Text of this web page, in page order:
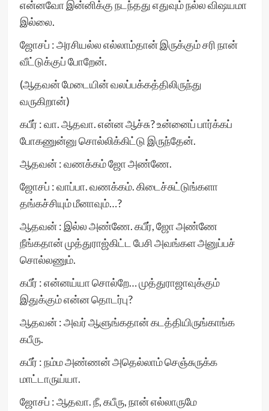
என்னவோ இன்னிக்கு நடந்தது எதுவும் நல்ல விஷயமா
இல்லை.
ஜோசப் : அரசியல்ல எல்லாம்தான் இருக்கும் சரி நான்
வீட்டுக்குப் போறேன்.
(ஆதவன் மேடையின் வலப்பக்கத்திலிருந்து
வருகிறான்)
கபீர் : வா. ஆதவா. என்ன ஆச்சு? உன்னைப் பார்க்கப்
போகணுன்னு சொல்லிக்கிட்டு இருந்தேன்.
ஆதவன் : வணக்கம் ஜோ அண்ணே.
ஜோசப் : வாப்பா. வணக்கம். கிடைச்சுட்டுங்களா
தங்கச்சியும் மீனாவும்…?
ஆதவன் : இல்ல அண்ணே. கபீர், ஜோ அண்ணே
நீங்கதான் முத்துராஜ்கிட்ட பேசி அவங்கள அனுப்பச்
சொல்லணும்.
கபீர் : என்னய்யா சொல்றே… முத்துராஜாவுக்கும்
இதுக்கும் என்ன தொடர்பு?
ஆதவன் : அவர் ஆளுங்கதான் கடத்தியிருங்காங்க
கபீரு.
கபீர் : நம்ம அண்ணன் அதெல்லாம் செஞ்சுருக்க
மாட்டாருய்யா.
ஜோசப் : ஆதவா. நீ, கபீரு, நான் எல்லாருமே